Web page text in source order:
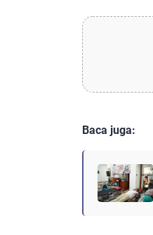
Baca juga: